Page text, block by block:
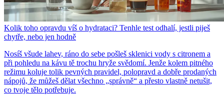
Kolik toho opravdu víš o hydrataci? Tenhle test odhalí, jestli piješ
chytře, nebo jen hodně
Nosíš všude lahev, ráno do sebe pošleš sklenici vody s citronem a
při pohledu na kávu tě trochu hryže svědomí. Jenže kolem pitného
režimu koluje tolik pevných pravidel, polopravd a dobře prodaných
nápojů, že můžeš dělat všechno „správně“ a přesto vlastně netušit,
co tvoje tělo potřebuje.